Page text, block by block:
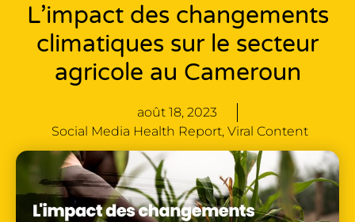
L’impact des changements
climatiques sur le secteur
agricole au Cameroun
août 18, 2023
Social Media Health Report, Viral Content